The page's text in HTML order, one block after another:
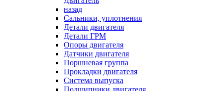
назад
Сальники, уплотнения
Детали двигателя
Детали ГРМ
Опоры двигателя
Датчики двигателя
Поршневая группа
Прокладки двигателя
Система выпуска
Подшипники двигателя